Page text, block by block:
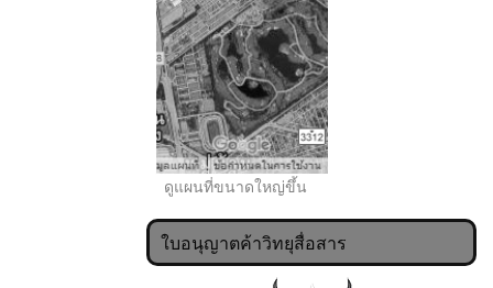
ดูแผนที่ขนาดใหญ่ขึ้น
ใบอนุญาตค้าวิทยุสื่อสาร